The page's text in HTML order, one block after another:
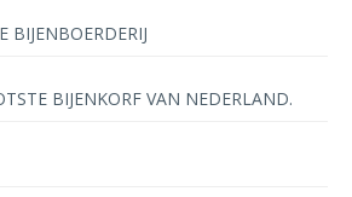
BIJENBOERDERIJ
BIJENKORF VAN NEDERLAND.